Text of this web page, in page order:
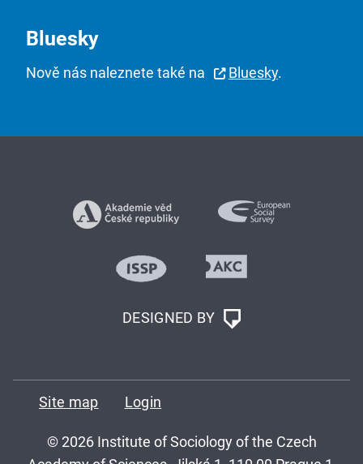
Bluesky
Nově nás naleznete také na Bluesky.
DESIGNED BY
Site map Login
© 2026 Institute of Sociology of the Czech